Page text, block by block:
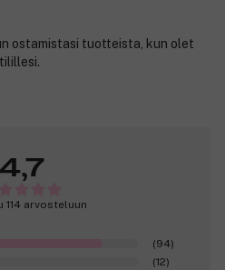
ostamistasi tuotteista, kun olet
4,7
114 arvosteluun
(94)
(12)